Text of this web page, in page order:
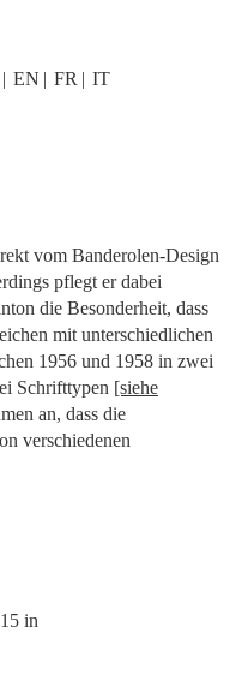
EN FR IT
vom Banderolen-Design
pflegt er dabei
die Besonderheit, dass
mit unterschiedlichen
1956 und 1958 in zwei
Schrifttypen [siehe
an, dass die
verschiedenen
in